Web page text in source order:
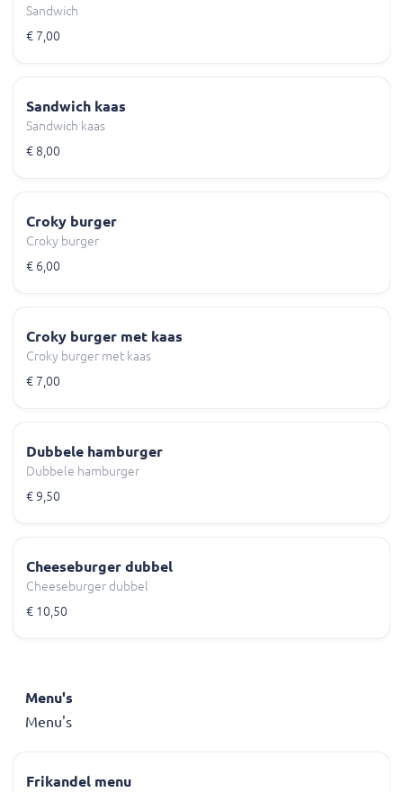
Sandwich
€ 7,00
Sandwich kaas
Sandwich kaas
€ 8,00
Croky burger
Croky burger
€ 6,00
Croky burger met kaas
Croky burger met kaas
€ 7,00
Dubbele hamburger
Dubbele hamburger
€ 9,50
Cheeseburger dubbel
Cheeseburger dubbel
€ 10,50
Menu's
Menu's
Frikandel menu